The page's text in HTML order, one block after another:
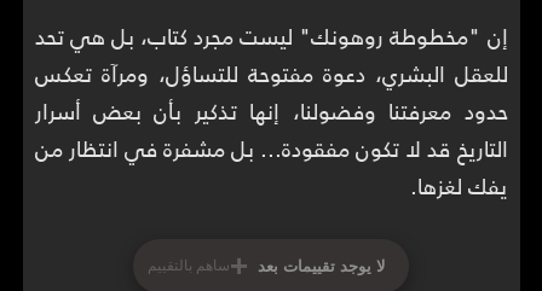
إن "مخطوطة روهونك" ليست مجرد كتاب، بل هي تحد
للعقل البشري، دعوة مفتوحة للتساؤل، ومرآة تعكس
حدود معرفتنا وفضولنا، إنها تذكير بأن بعض أسرار
التاريخ قد لا تكون مفقودة... بل مشفرة في انتظار من
يفك لغزها.
لا يوجد تقييمات بعد +ساهم بالتقييم